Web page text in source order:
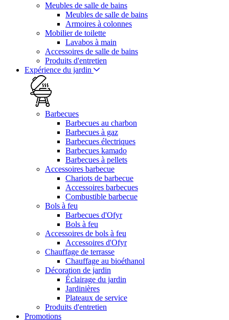
Meubles de salle de bains
Meubles de salle de bains
Armoires à colonnes
Mobilier de toilette
Lavabos à main
Accessoires de salle de bains
Produits d'entretien
Expérience du jardin
Barbecues
Barbecues au charbon
Barbecues à gaz
Barbecues électriques
Barbecues kamado
Barbecues à pellets
Accessoires barbecue
Chariots de barbecue
Accessoires barbecues
Combustible barbecue
Bols à feu
Barbecues d'Ofyr
Bols à feu
Accessoires de bols à feu
Accessoires d'Ofyr
Chauffage de terrasse
Chauffage au bioéthanol
Décoration de jardin
Éclairage du jardin
Jardinières
Plateaux de service
Produits d'entretien
Promotions